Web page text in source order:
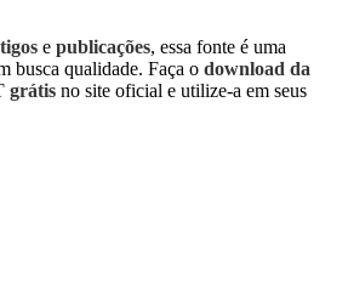
e publicações, essa fonte é uma
busca qualidade. Faça o download da
grátis no site oficial e utilize-a em seus